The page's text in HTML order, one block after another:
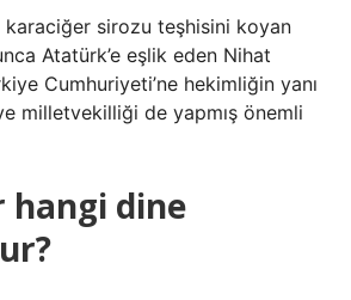
karaciğer sirozu teşhisini koyan
Atatürk’e eşlik eden Nihat
Cumhuriyeti’ne hekimliğin yanı
milletvekilliği de yapmış önemli
hangi dine